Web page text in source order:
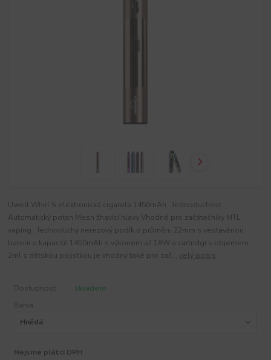
Uwell Whirl S elektronická cigareta 1450mAh Jednoduchost
Automatický potah Mesh žhavící hlavy Vhodné pro začátečníky MTL
vaping Jednoduchý nerezový podík o průměru 22mm s vestavěnou
baterii o kapacitě 1450mAh s výkonem až 18W a cartridgí s objemem
2ml s dětskou pojistkou je vhodný také pro zač... celý popis
Dostupnost
skladem
Barva
Nejsme plátci DPH